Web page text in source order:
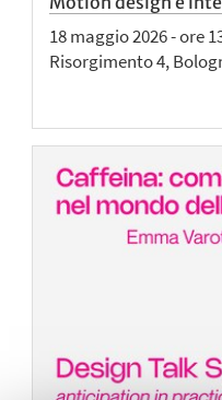
18 maggio 2026 - ore
Risorgimento 4,